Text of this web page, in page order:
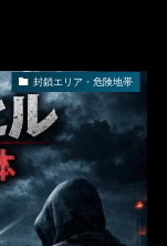
封鎖エリア・危険地帯